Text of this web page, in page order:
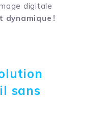
digitale
!
sans